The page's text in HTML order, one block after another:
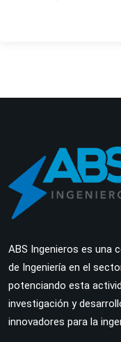
ABS Ingenieros es una
de Ingeniería en el
potenciando esta
investigación y
innovadores para la